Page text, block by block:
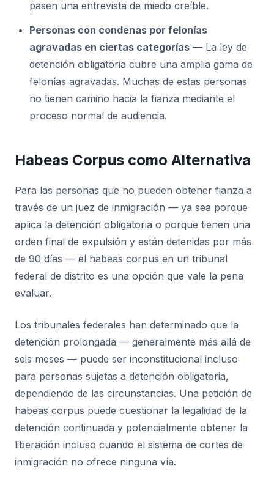
pasen una entrevista de miedo creíble.
Personas con condenas por felonías
agravadas en ciertas categorías — La ley de
detención obligatoria cubre una amplia gama de
felonías agravadas. Muchas de estas personas
no tienen camino hacia la fianza mediante el
proceso normal de audiencia.
Habeas Corpus como Alternativa
Para las personas que no pueden obtener fianza a
través de un juez de inmigración — ya sea porque
aplica la detención obligatoria o porque tienen una
orden final de expulsión y están detenidas por más
de 90 días — el habeas corpus en un tribunal
federal de distrito es una opción que vale la pena
evaluar.
Los tribunales federales han determinado que la
detención prolongada — generalmente más allá de
seis meses — puede ser inconstitucional incluso
para personas sujetas a detención obligatoria,
dependiendo de las circunstancias. Una petición de
habeas corpus puede cuestionar la legalidad de la
detención continuada y potencialmente obtener la
liberación incluso cuando el sistema de cortes de
inmigración no ofrece ninguna vía.